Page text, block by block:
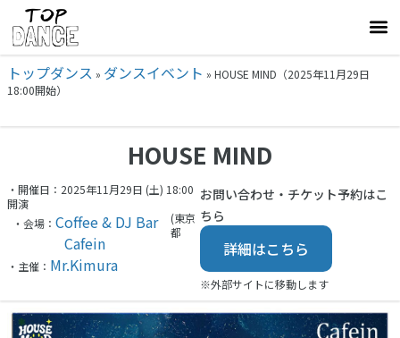
トップダンス » ダンスイベント » HOUSE MIND（2025年11月29日
18:00開始）
HOUSE MIND
・開催日：2025年11月29日 (土) 18:00
開演
・会場： Coffee & DJ Bar
Cafein
(東京
都
・主催： Mr.Kimura
お問い合わせ・チケット予約はこ
ちら
詳細はこちら
※外部サイトに移動します